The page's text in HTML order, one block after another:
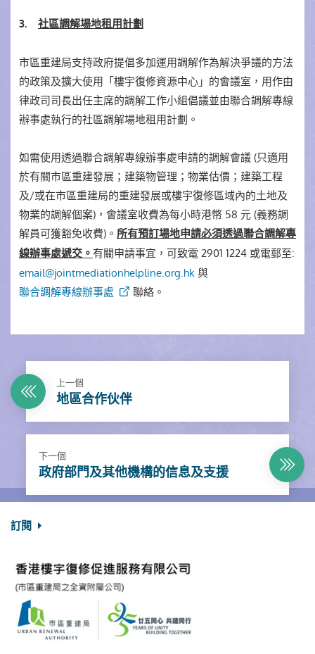
3. 社區調解場地租用計劃
市區重建局支持政府提倡多加運用調解作為解決爭議的方法
的政策及擴大使用「樓宇復修資源中心」的會議室，用作由
律政司司長出任主席的調解工作小組倡議並由聯合調解專線
辦事處執行的社區調解場地租用計劃。
如需使用透過聯合調解專線辦事處申請的調解會議 (只適用
於有關市區重建發展；建築物管理；物業估價；建築工程
及/或在市區重建局的重建發展或樓宇復修區域內的土地及
物業的調解個案)，會議室收費為每小時港幣 58 元 (義務調
解員可獲豁免收費)。 所有預訂場地申請必須透過聯合調解專
線辦事處遞交。 有關申請事宜，可致電 2901 1224 或電郵至:
email@jointmediationhelpline.org.hk與
聯合調解專線辦事處
聯絡。
上一個
地區合作伙伴
下一個
政府部門及其他機構的信息及支援
訂閱